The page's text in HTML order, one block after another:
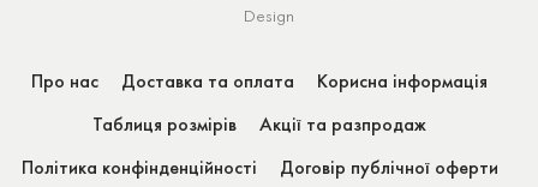
Design
Про нас Доставка та оплата Корисна інформація
Таблиця розмірів Акції та разпродаж
Політика конфінденційності Договір публічної оферти